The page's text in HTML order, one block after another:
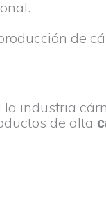
de
industria
de alta